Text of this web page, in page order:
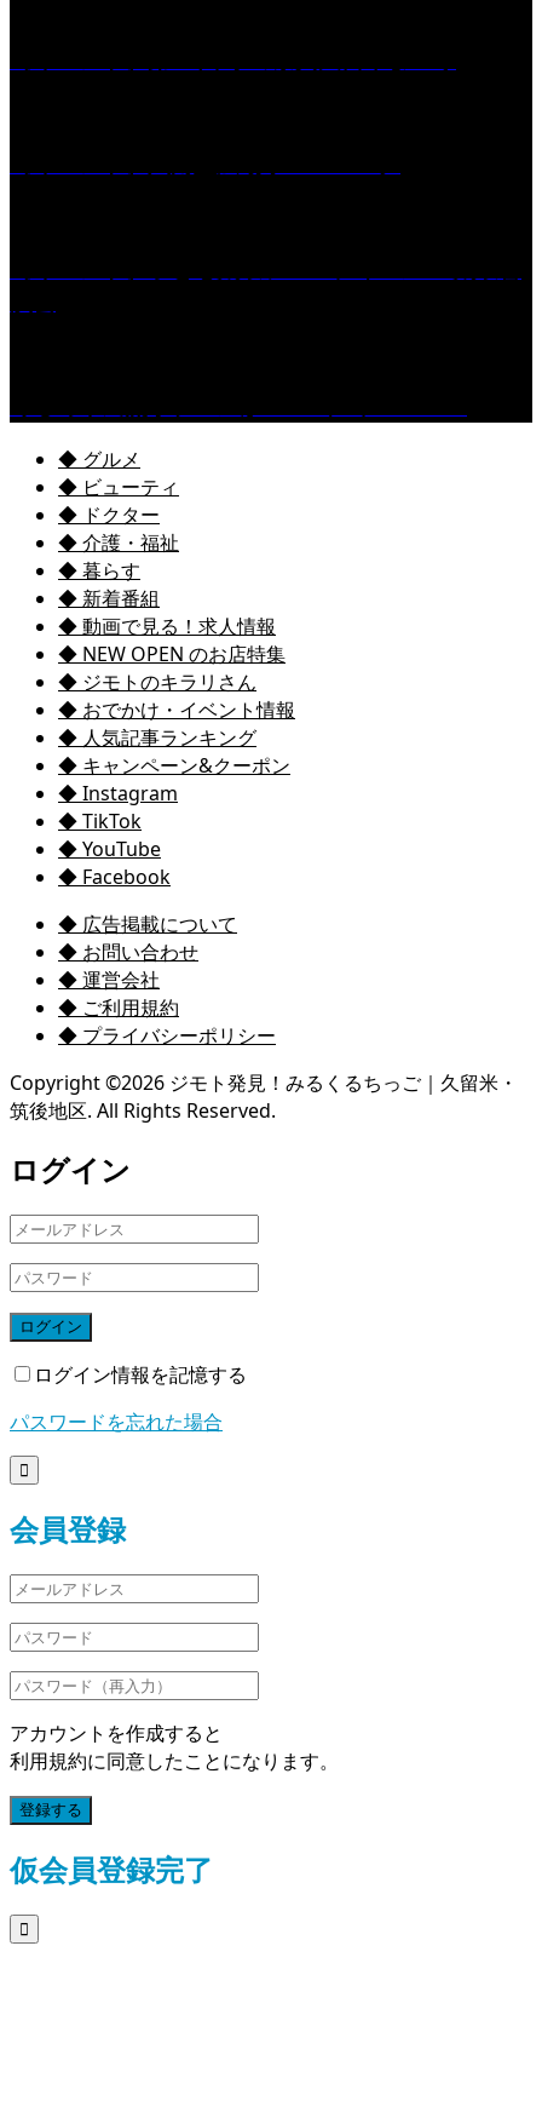
◆ グルメ
◆ ビューティ
◆ ドクター
◆ 介護・福祉
◆ 暮らす
◆ 新着番組
◆ 動画で見る！求人情報
◆ NEW OPEN のお店特集
◆ ジモトのキラリさん
◆ おでかけ・イベント情報
◆ 人気記事ランキング
◆ キャンペーン&クーポン
◆ Instagram
◆ TikTok
◆ YouTube
◆ Facebook
◆ 広告掲載について
◆ お問い合わせ
◆ 運営会社
◆ ご利用規約
◆ プライバシーポリシー
Copyright ©2026 ジモト発見！みるくるちっご｜久留米・
筑後地区. All Rights Reserved.
ログイン
ログイン
ログイン情報を記憶する
パスワードを忘れた場合

会員登録
アカウントを作成すると
利用規約に同意したことになります。
登録する
仮会員登録完了
